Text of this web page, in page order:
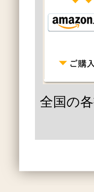
全国の